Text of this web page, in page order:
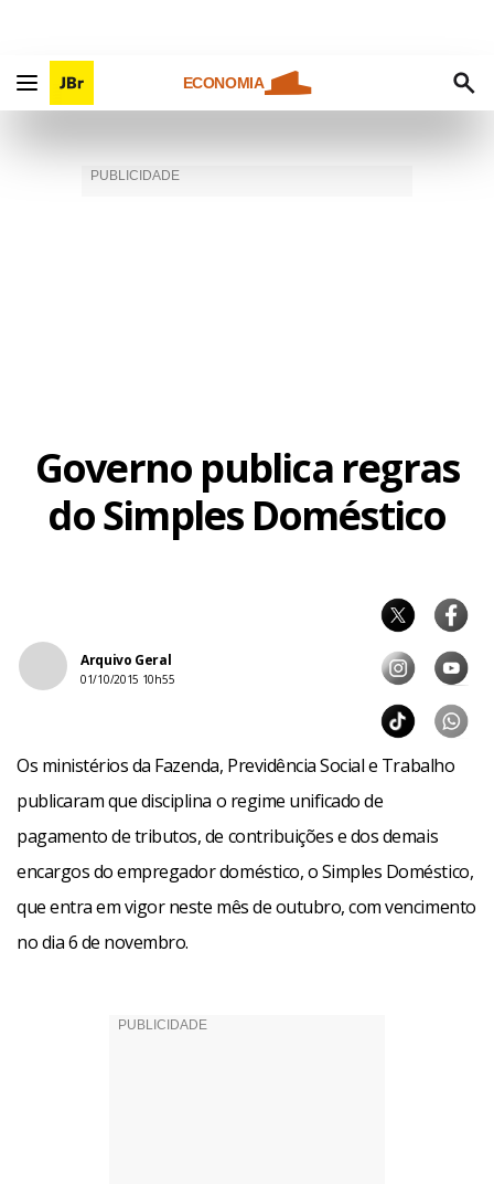
ECONOMIA
Governo publica regras
do Simples Doméstico
Arquivo Geral
01/10/2015 10h55
Os ministérios da Fazenda, Previdência Social e Trabalho
publicaram que disciplina o regime unificado de
pagamento de tributos, de contribuições e dos demais
encargos do empregador doméstico, o Simples Doméstico,
que entra em vigor neste mês de outubro, com vencimento
no dia 6 de novembro.